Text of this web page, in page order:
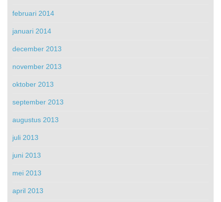
februari 2014
januari 2014
december 2013
november 2013
oktober 2013
september 2013
augustus 2013
juli 2013
juni 2013
mei 2013
april 2013